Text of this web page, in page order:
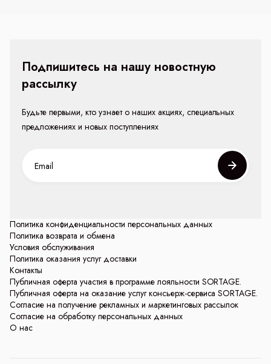
Политика конфиденциальности персональных данных
Политика возврата и обмена
Условия обслуживания
Политика оказания услуг доставки
Контакты
Публичная оферта участия в программе лояльности SORTAGE.
Публичная оферта на оказание услуг консьерж-сервиса SORTAGE.
Согласие на получение рекламных и маркетинговых рассылок
Согласие на обработку персональных данных
О нас
Подпишитесь на нашу новостную
рассылку
Будьте первыми, кто узнает о наших акциях, специальных
предложениях и новых поступлениях